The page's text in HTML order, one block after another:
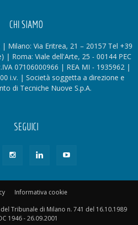
CHI SIAMO
Milano: Via Eritrea, 21 – 20157 Tel +39
| Roma: Viale dell'Arte, 25 - 00144 PEC
07106000966 | REA MI - 1935962 |
i.v. | Società soggetta a direzione e
di Tecniche Nuove S.p.A.
SEGUICI
Informativa cookie
Tribunale di Milano n. 741 del 16.10.1989
1946 - 26.09.2001